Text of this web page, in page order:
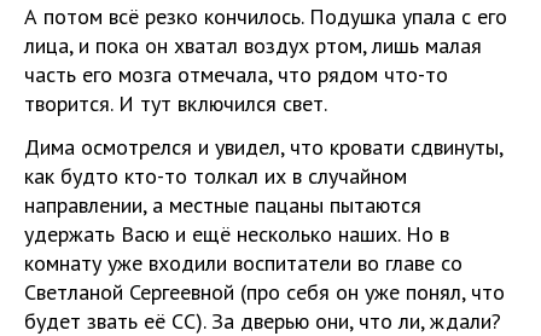
А потом всё резко кончилось. Подушка упала с его
лица, и пока он хватал воздух ртом, лишь малая
часть его мозга отмечала, что рядом что-то
творится. И тут включился свет.
Дима осмотрелся и увидел, что кровати сдвинуты,
как будто кто-то толкал их в случайном
направлении, а местные пацаны пытаются
удержать Васю и ещё несколько наших. Но в
комнату уже входили воспитатели во главе со
Светланой Сергеевной (про себя он уже понял, что
будет звать её СС). За дверью они, что ли, ждали?